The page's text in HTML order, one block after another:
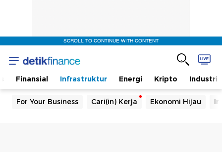
SCROLL TO CONTINUE WITH CONTENT
Finansial Infrastruktur Energi Kripto Industri
For Your Business Cari(in) Kerja Ekonomi Hijau